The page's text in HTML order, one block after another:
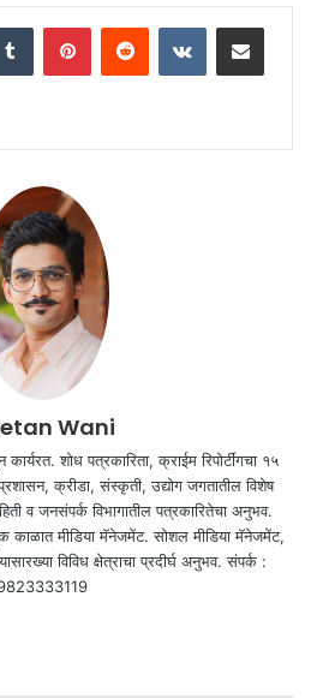
Tumblr PinterestReddit VKontakteShare via Email
Wani
कार्यरत. शोध पत्रकारिता, क्राईम रिपोर्टींगचा १५
क्रीडा, संस्कृती, उद्योग जगतातील विशेष
व जनसंपर्क विभागातील पत्रकारितेचा अनुभव.
काळात मीडिया मॅनेजमेंट. सोशल मीडिया मॅनेजमेंट,
विविध क्षेत्राचा प्रदीर्घ अनुभव. संपर्क :